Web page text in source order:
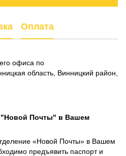
Оплата
офиса по
область, Винницкий район,
"Новой Почты" в Вашем
«Новой Почты» в Вашем
предъявить паспорт и